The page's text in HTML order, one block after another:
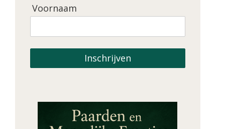
Voornaam
Inschrijven